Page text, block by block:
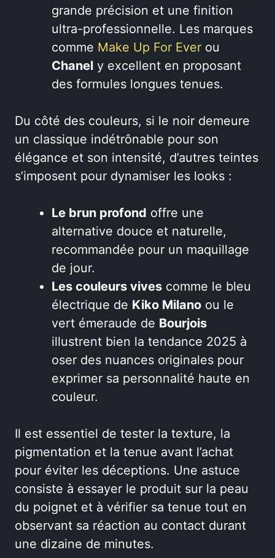
grande précision et une finition
ultra-professionnelle. Les marques
comme Make Up For Ever ou
Chanel y excellent en proposant
des formules longues tenues.
Du côté des couleurs, si le noir demeure
un classique indétrônable pour son
élégance et son intensité, d’autres teintes
s’imposent pour dynamiser les looks :
Le brun profond offre une
alternative douce et naturelle,
recommandée pour un maquillage
de jour.
Les couleurs vives comme le bleu
électrique de Kiko Milano ou le
vert émeraude de Bourjois
illustrent bien la tendance 2025 à
oser des nuances originales pour
exprimer sa personnalité haute en
couleur.
Il est essentiel de tester la texture, la
pigmentation et la tenue avant l’achat
pour éviter les déceptions. Une astuce
consiste à essayer le produit sur la peau
du poignet et à vérifier sa tenue tout en
observant sa réaction au contact durant
une dizaine de minutes.